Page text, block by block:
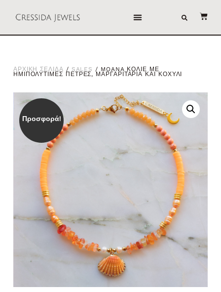
ΑΡΧΙΚΗ ΣΕΛΙΔΑ / SALES / MOANA ΚΟΛΙΕ ΜΕ
ΗΜΙΠΟΛΥΤΙΜΕΣ ΠΕΤΡΕΣ, ΜΑΡΓΑΡΙΤΑΡΙΑ ΚΑΙ ΚΟΧΥΛΙ
Προσφορά!